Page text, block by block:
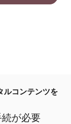
ルコンテンツを
が必要